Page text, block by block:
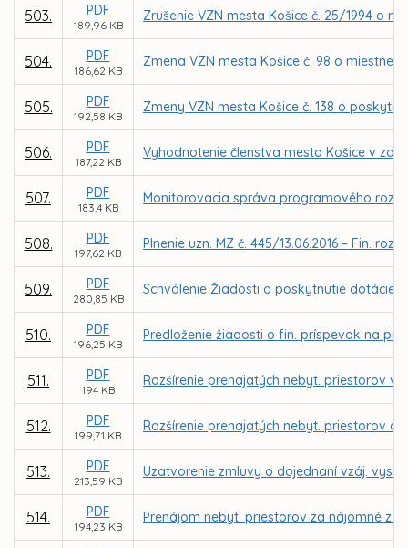
503. PDF
189,96 KB
Zrušenie VZN mesta Košice č. 25/1994 o
504. PDF
186,62 KB
Zmena VZN mesta Košice č. 98 o
505. PDF
192,58 KB
Zmeny VZN mesta Košice č. 138 o
506. PDF
187,22 KB
Vyhodnotenie členstva mesta Košice v
507. PDF
183,4 KB
Monitorovacia správa programového
508. PDF
197,62 KB
Plnenie uzn. MZ č. 445/13.06.2016 – Fin.
509. PDF
280,85 KB
Schválenie Žiadosti o poskytnutie dotácie
510. PDF
196,25 KB
Predloženie žiadosti o fin. príspevok na
511. PDF
194 KB
Rozšírenie prenajatých nebyt. priestorov v
512. PDF
199,71 KB
Rozšírenie prenajatých nebyt. priestorov a
513. PDF
213,59 KB
Uzatvorenie zmluvy o dojednaní vzáj.
514. PDF
194,23 KB
Prenájom nebyt. priestorov za nájomné z